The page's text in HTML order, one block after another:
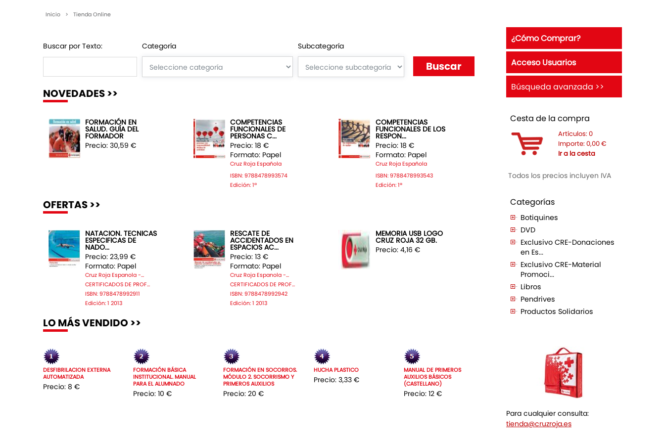
Inicio > Tienda Online
Buscar por Texto: Categoría Subcategoría
NOVEDADES >>
FORMACIÓN EN
SALUD. GUÍA DEL
FORMADOR
Precio: 30,59 €
COMPETENCIAS
FUNCIONALES DE
PERSONAS C...
Precio: 18 €
Formato: Papel
Cruz Roja Española
ISBN: 9788478993574
Edición: 1ª
COMPETENCIAS
FUNCIONALES DE LOS
RESPON...
Precio: 18 €
Formato: Papel
Cruz Roja Española
ISBN: 9788478993543
Edición: 1ª
OFERTAS >>
NATACION. TECNICAS
ESPECIFICAS DE
NADO...
Precio: 23,99 €
Formato: Papel
Cruz Roja Espanola -...
CERTIFICADOS DE PROF...
ISBN: 9788478992911
Edición: 1 2013
RESCATE DE
ACCIDENTADOS EN
ESPACIOS AC...
Precio: 13 €
Formato: Papel
Cruz Roja Espanola -...
CERTIFICADOS DE PROF...
ISBN: 9788478992942
Edición: 1 2013
MEMORIA USB LOGO
CRUZ ROJA 32 GB.
Precio: 4,16 €
LO MÁS VENDIDO >>
DESFIBRILACION EXTERNA
AUTOMATIZADA
Precio: 8 €
FORMACIÓN BÁSICA
INSTITUCIONAL. MANUAL
PARA EL ALUMNADO
Precio: 10 €
FORMACIÓN EN SOCORROS.
MÓDULO 2. SOCORRISMO Y
PRIMEROS AUXILIOS
Precio: 20 €
HUCHA PLASTICO
Precio: 3,33 €
MANUAL DE PRIMEROS
AUXILIOS BÁSICOS
(CASTELLANO)
Precio: 12 €
¿Cómo Comprar?
Acceso Usuarios
Búsqueda avanzada >>
Cesta de la compra
Artículos: 0
Importe: 0,00 €
Ir a la cesta
Todos los precios incluyen IVA
Categorías
Botiquines
DVD
Exclusivo CRE-Donaciones
en Es...
Exclusivo CRE-Material
Promoci...
Libros
Pendrives
Productos Solidarios
Para cualquier consulta:
tienda@cruzroja.es